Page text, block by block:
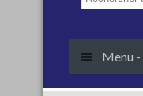
Menu -